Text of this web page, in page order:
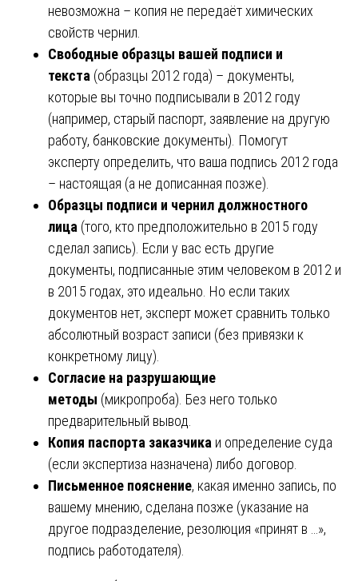
невозможна – копия не передаёт химических
свойств чернил.
Свободные образцы вашей подписи и
текста (образцы 2012 года) – документы,
которые вы точно подписывали в 2012 году
(например, старый паспорт, заявление на другую
работу, банковские документы). Помогут
эксперту определить, что ваша подпись 2012 года
– настоящая (а не дописанная позже).
Образцы подписи и чернил должностного
лица (того, кто предположительно в 2015 году
сделал запись). Если у вас есть другие
документы, подписанные этим человеком в 2012 и
в 2015 годах, это идеально. Но если таких
документов нет, эксперт может сравнить только
абсолютный возраст записи (без привязки к
конкретному лицу).
Согласие на разрушающие
методы (микропроба). Без него только
предварительный вывод.
Копия паспорта заказчика и определение суда
(если экспертиза назначена) либо договор.
Письменное пояснение, какая именно запись, по
вашему мнению, сделана позже (указание на
другое подразделение, резолюция «принят в …»,
подпись работодателя).